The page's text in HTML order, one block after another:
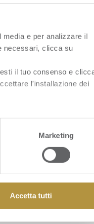
e per analizzare il
necessari, clicca su
il tuo consenso e
l’installazione dei
Marketing
Accetta tutti